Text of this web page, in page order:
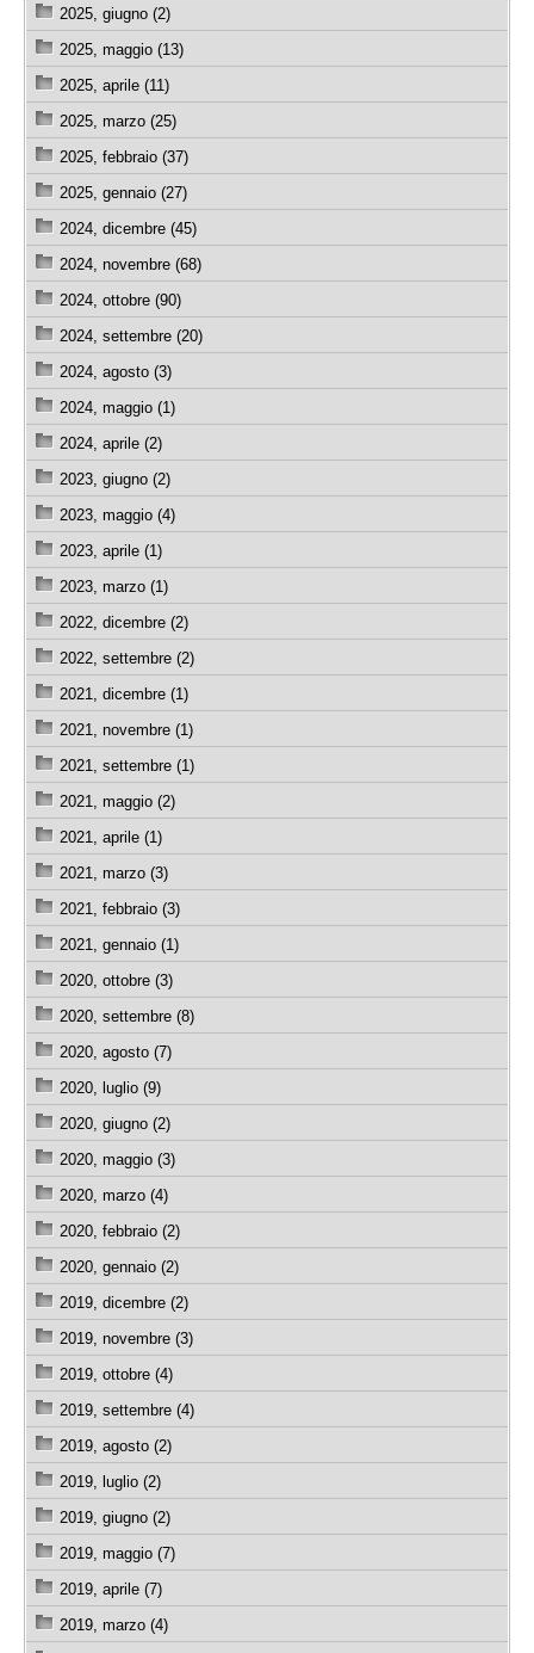
2025, giugno (2)
2025, maggio (13)
2025, aprile (11)
2025, marzo (25)
2025, febbraio (37)
2025, gennaio (27)
2024, dicembre (45)
2024, novembre (68)
2024, ottobre (90)
2024, settembre (20)
2024, agosto (3)
2024, maggio (1)
2024, aprile (2)
2023, giugno (2)
2023, maggio (4)
2023, aprile (1)
2023, marzo (1)
2022, dicembre (2)
2022, settembre (2)
2021, dicembre (1)
2021, novembre (1)
2021, settembre (1)
2021, maggio (2)
2021, aprile (1)
2021, marzo (3)
2021, febbraio (3)
2021, gennaio (1)
2020, ottobre (3)
2020, settembre (8)
2020, agosto (7)
2020, luglio (9)
2020, giugno (2)
2020, maggio (3)
2020, marzo (4)
2020, febbraio (2)
2020, gennaio (2)
2019, dicembre (2)
2019, novembre (3)
2019, ottobre (4)
2019, settembre (4)
2019, agosto (2)
2019, luglio (2)
2019, giugno (2)
2019, maggio (7)
2019, aprile (7)
2019, marzo (4)